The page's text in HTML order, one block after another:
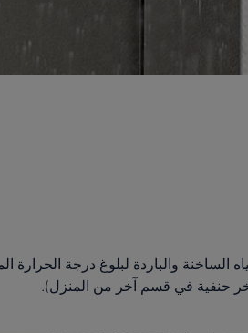
حنفية في قسم آخر من المنزل).